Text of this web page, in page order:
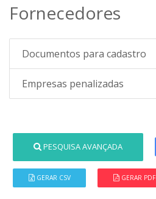
Fornecedores
Documentos para cadastro
Empresas penalizadas
PESQUISA AVANÇADA
GERAR CSV GERAR PDF